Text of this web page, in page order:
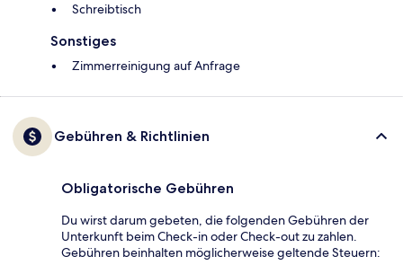
Schreibtisch
Sonstiges
Zimmerreinigung auf Anfrage
Gebühren & Richtlinien
Obligatorische Gebühren
Du wirst darum gebeten, die folgenden Gebühren der
Unterkunft beim Check-in oder Check-out zu zahlen.
Gebühren beinhalten möglicherweise geltende Steuern: